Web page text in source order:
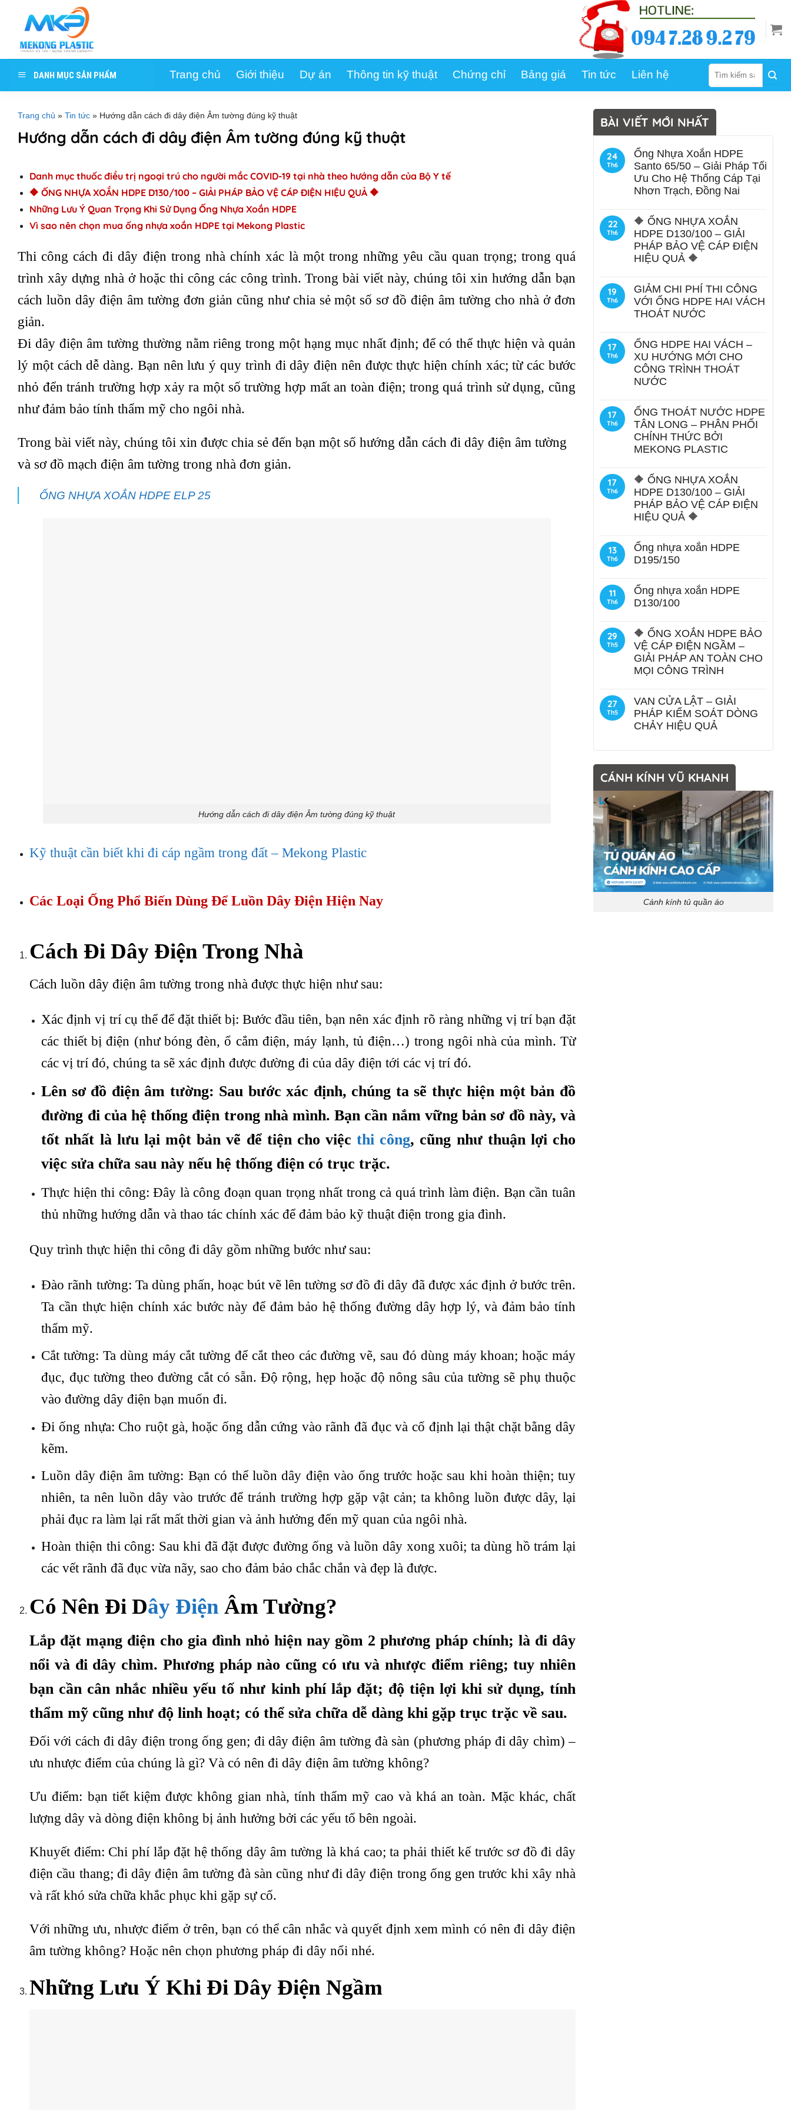
content
DANH MỤC SẢN PHẨM Trang chủ Giới thiệu Dự án Thông tin kỹ thuật Chứng chỉ Bảng giá Tin tức Liên hệ
Tìm
kiếm:
Trang chủ » Tin tức » Hướng dẫn cách đi dây điện Âm tường đúng kỹ thuật
Hướng dẫn cách đi dây điện Âm tường đúng kỹ thuật
Danh mục thuốc điều trị ngoại trú cho người mắc COVID-19 tại nhà theo hướng dẫn của Bộ Y tế
🔶 ỐNG NHỰA XOẮN HDPE D130/100 – GIẢI PHÁP BẢO VỆ CÁP ĐIỆN HIỆU QUẢ 🔶
Những Lưu Ý Quan Trọng Khi Sử Dụng Ống Nhựa Xoắn HDPE
Vì sao nên chọn mua ống nhựa xoắn HDPE tại Mekong Plastic
Thi công cách đi dây điện trong nhà chính xác là một trong những yêu cầu quan trọng; trong quá
trình xây dựng nhà ở hoặc thi công các công trình. Trong bài viết này, chúng tôi xin hướng dẫn bạn
cách luồn dây điện âm tường đơn giản cũng như chia sẻ một số sơ đồ điện âm tường cho nhà ở đơn
giản.
Đi dây điện âm tường thường nằm riêng trong một hạng mục nhất định; để có thể thực hiện và quản
lý một cách dễ dàng. Bạn nên lưu ý quy trình đi dây điện nên được thực hiện chính xác; từ các bước
nhỏ đển tránh trường hợp xảy ra một số trường hợp mất an toàn điện; trong quá trình sử dụng, cũng
như đảm bảo tính thẩm mỹ cho ngôi nhà.
Trong bài viết này, chúng tôi xin được chia sẻ đến bạn một số hướng dẫn cách đi dây điện âm tường
và sơ đồ mạch điện âm tường trong nhà đơn giản.
ỐNG NHỰA XOẮN HDPE ELP 25
Hướng dẫn cách đi dây điện Âm tường đúng kỹ thuật
Kỹ thuật cần biết khi đi cáp ngầm trong đất – Mekong Plastic
Các Loại Ống Phổ Biến Dùng Để Luồn Dây Điện Hiện Nay
Cách Đi Dây Điện Trong Nhà
Cách luồn dây điện âm tường trong nhà được thực hiện như sau:
Xác định vị trí cụ thể để đặt thiết bị: Bước đầu tiên, bạn nên xác định rõ ràng những vị trí bạn đặt
các thiết bị điện (như bóng đèn, ổ cắm điện, máy lạnh, tủ điện…) trong ngôi nhà của mình. Từ
các vị trí đó, chúng ta sẽ xác định được đường đi của dây điện tới các vị trí đó.
Lên sơ đồ điện âm tường: Sau bước xác định, chúng ta sẽ thực hiện một bản đồ
đường đi của hệ thống điện trong nhà mình. Bạn cần nắm vững bản sơ đồ này, và
tốt nhất là lưu lại một bản vẽ để tiện cho việcthi công, cũng như thuận lợi cho
việc sửa chữa sau này nếu hệ thống điện có trục trặc.
Thực hiện thi công: Đây là công đoạn quan trọng nhất trong cả quá trình làm điện. Bạn cần tuân
thủ những hướng dẫn và thao tác chính xác để đảm bảo kỹ thuật điện trong gia đình.
Quy trình thực hiện thi công đi dây gồm những bước như sau:
Đào rãnh tường: Ta dùng phấn, hoạc bút vẽ lên tường sơ đồ đi dây đã được xác định ở bước trên.
Ta cần thực hiện chính xác bước này để đảm bảo hệ thống đường dây hợp lý, và đảm bảo tính
thẩm mỹ.
Cắt tường: Ta dùng máy cắt tường để cắt theo các đường vẽ, sau đó dùng máy khoan; hoặc máy
đục, đục tường theo đường cắt có sẵn. Độ rộng, hẹp hoặc độ nông sâu của tường sẽ phụ thuộc
vào đường dây điện bạn muốn đi.
Đi ống nhựa: Cho ruột gà, hoặc ống dẫn cứng vào rãnh đã đục và cố định lại thật chặt bằng dây
kẽm.
Luồn dây điện âm tường: Bạn có thể luồn dây điện vào ống trước hoặc sau khi hoàn thiện; tuy
nhiên, ta nên luồn dây vào trước để tránh trường hợp gặp vật cản; ta không luồn được dây, lại
phải đục ra làm lại rất mất thời gian và ảnh hưởng đến mỹ quan của ngôi nhà.
Hoàn thiện thi công: Sau khi đã đặt được đường ống và luồn dây xong xuôi; ta dùng hồ trám lại
các vết rãnh đã đục vừa nãy, sao cho đảm bảo chắc chắn và đẹp là được.
Có Nên Đi Dây Điện Âm Tường?
Lắp đặt mạng điện cho gia đình nhỏ hiện nay gồm 2 phương pháp chính; là đi dây
nổi và đi dây chìm. Phương pháp nào cũng có ưu và nhược điểm riêng; tuy nhiên
bạn cần cân nhắc nhiều yếu tố như kinh phí lắp đặt; độ tiện lợi khi sử dụng, tính
thẩm mỹ cũng như độ linh hoạt; có thể sửa chữa dễ dàng khi gặp trục trặc về sau.
Đối với cách đi dây điện trong ống gen; đi dây điện âm tường đà sàn (phương pháp đi dây chìm) –
ưu nhược điểm của chúng là gì? Và có nên đi dây điện âm tường không?
Ưu điểm: bạn tiết kiệm được không gian nhà, tính thẩm mỹ cao và khá an toàn. Mặc khác, chất
lượng dây và dòng điện không bị ảnh hưởng bởi các yếu tố bên ngoài.
Khuyết điểm: Chi phí lắp đặt hệ thống dây âm tường là khá cao; ta phải thiết kế trước sơ đồ đi dây
điện cầu thang; đi dây điện âm tường đà sàn cũng như đi dây điện trong ống gen trước khi xây nhà
và rất khó sửa chữa khắc phục khi gặp sự cố.
Với những ưu, nhược điểm ở trên, bạn có thể cân nhắc và quyết định xem mình có nên đi dây điện
âm tường không? Hoặc nên chọn phương pháp đi dây nổi nhé.
Những Lưu Ý Khi Đi Dây Điện Ngầm
BÀI VIẾT MỚI NHẤT
24
Th6
Ống Nhựa Xoắn HDPE
Santo 65/50 – Giải Pháp Tối
Ưu Cho Hệ Thống Cáp Tại
Nhơn Trạch, Đồng Nai
22
Th6
🔶 ỐNG NHỰA XOẮN
HDPE D130/100 – GIẢI
PHÁP BẢO VỆ CÁP ĐIỆN
HIỆU QUẢ 🔶
19
Th6
GIẢM CHI PHÍ THI CÔNG
VỚI ỐNG HDPE HAI VÁCH
THOÁT NƯỚC
17
Th6
ỐNG HDPE HAI VÁCH –
XU HƯỚNG MỚI CHO
CÔNG TRÌNH THOÁT
NƯỚC
17
Th6
ỐNG THOÁT NƯỚC HDPE
TÂN LONG – PHÂN PHỐI
CHÍNH THỨC BỞI
MEKONG PLASTIC
17
Th6
🔶 ỐNG NHỰA XOẮN
HDPE D130/100 – GIẢI
PHÁP BẢO VỆ CÁP ĐIỆN
HIỆU QUẢ 🔶
13
Th6
Ống nhựa xoắn HDPE
D195/150
11
Th6
Ống nhựa xoắn HDPE
D130/100
29
Th5
🔶 ỐNG XOẮN HDPE BẢO
VỆ CÁP ĐIỆN NGẦM –
GIẢI PHÁP AN TOÀN CHO
MỌI CÔNG TRÌNH
27
Th5
VAN CỬA LẬT – GIẢI
PHÁP KIỂM SOÁT DÒNG
CHẢY HIỆU QUẢ
CÁNH KÍNH VŨ KHANH
Cánh kính tủ quần áo